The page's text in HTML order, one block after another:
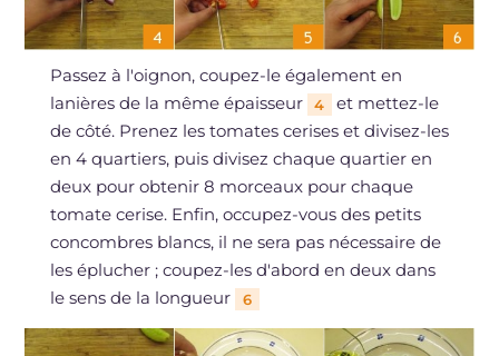
Passez à l'oignon, coupez-le également en
lanières de la même épaisseur
4
et mettez-le
de côté. Prenez les tomates cerises et divisez-les
en 4 quartiers, puis divisez chaque quartier en
deux pour obtenir 8 morceaux pour chaque
tomate cerise. Enfin, occupez-vous des petits
concombres blancs, il ne sera pas nécessaire de
les éplucher ; coupez-les d'abord en deux dans
le sens de la longueur
6